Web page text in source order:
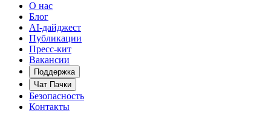
О нас
Блог
AI-дайджест
Публикации
Пресс-кит
Вакансии
Поддержка
Чат Пачки
Безопасность
Контакты